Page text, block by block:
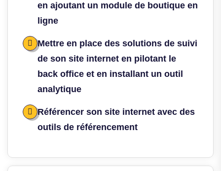
en ajoutant un module de boutique en
ligne
Mettre en place des solutions de suivi
de son site internet en pilotant le
back office et en installant un outil
analytique
Référencer son site internet avec des
outils de référencement